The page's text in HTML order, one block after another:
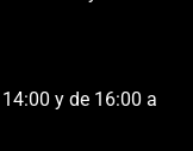
y de 16:00 a